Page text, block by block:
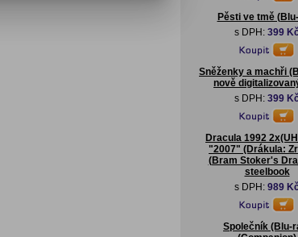
Pěsti ve tmě
s DPH: 399 Kč
Sněženky a machři
nově
s DPH: 399 Kč
Dracula 1992
"2007" (Drákula:
(Bram Stoker's
steelbook
s DPH: 989 Kč
Společník (Blu-